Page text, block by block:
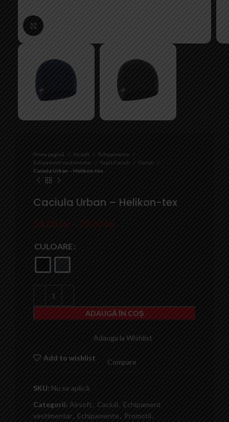
Prima pagină Airsoft
Echipamente
Echipament vestimentar
Sepci/Caciuli
Caciuli
Caciula Urban – Helikon-tex
Caciula Urban – Helikon-tex
58,00 lei – 70,00 lei
CULOARE
ADAUGĂ ÎN COȘ
Adauga la Wishlist
Add to wishlist
Compare
SKU: Nu se aplică
Categorii: Airsoft , Caciuli , Echipament
vestimentar, Echipamente, Promotii,